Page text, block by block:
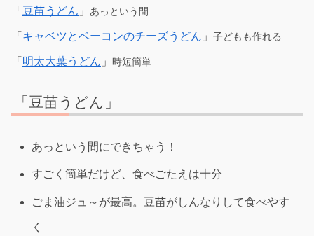
「 豆苗うどん 」 あっという間
「 キャベツとベーコンのチーズうどん 」 子どもも作れる
「 明太大葉うどん 」 時短簡単
「豆苗うどん」
あっという間にできちゃう！
すごく簡単だけど、食べごたえは十分
ごま油ジュ～が最高。豆苗がしんなりして食べやす
く